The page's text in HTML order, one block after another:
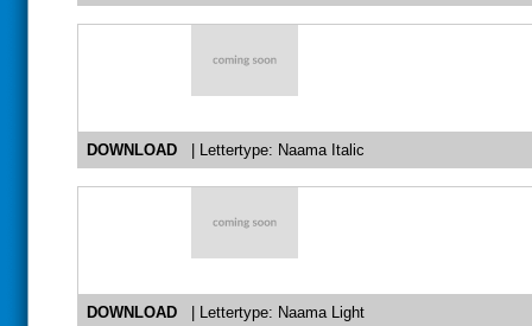
DOWNLOAD | Lettertype: Naama Italic
DOWNLOAD | Lettertype: Naama Light